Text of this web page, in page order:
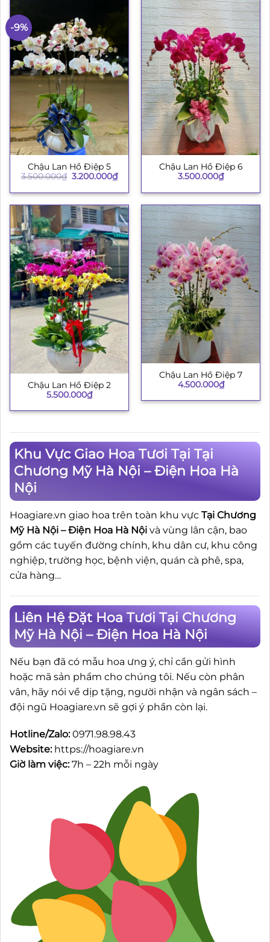
-9%
Chậu Lan Hồ Điệp 5
3.500.000₫ Giá
là:
3.200.000₫Giá
hiện
tại
3.200.000₫.
Chậu Lan Hồ Điệp 6
3.500.000₫
Chậu Lan Hồ Điệp 2
5.500.000₫
Chậu Lan Hồ Điệp 7
4.500.000₫
Khu Vực Giao Hoa Tươi Tại Tại
Chương Mỹ Hà Nội – Điện Hoa Hà
Nội
Hoagiare.vn giao hoa trên toàn khu vực Tại Chương
Mỹ Hà Nội – Điện Hoa Hà Nội và vùng lân cận, bao
gồm các tuyến đường chính, khu dân cư, khu công
nghiệp, trường học, bệnh viện, quán cà phê, spa,
cửa hàng…
Liên Hệ Đặt Hoa Tươi Tại Chương
Mỹ Hà Nội – Điện Hoa Hà Nội
Nếu bạn đã có mẫu hoa ưng ý, chỉ cần gửi hình
hoặc mã sản phẩm cho chúng tôi. Nếu còn phân
vân, hãy nói về dịp tặng, người nhận và ngân sách –
đội ngũ Hoagiare.vn sẽ gợi ý phần còn lại.
Hotline/Zalo:0971.98.98.43
Website: https://hoagiare.vn
Giờ làm việc:7h – 22h mỗi ngày